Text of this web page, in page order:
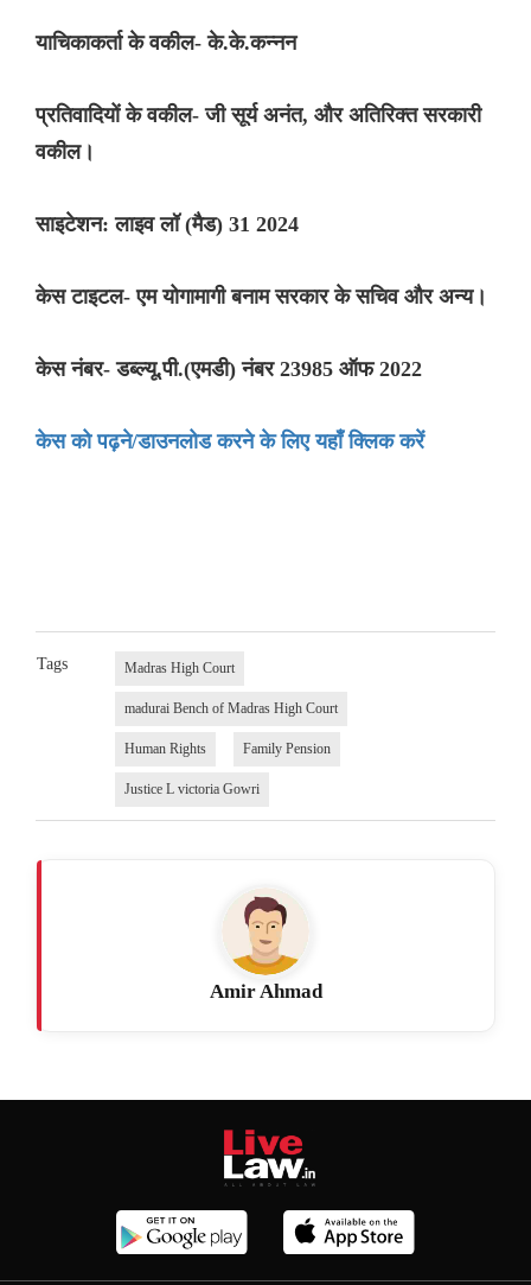
याचिकाकर्ता के वकील- के.के.कन्नन
प्रतिवादियों के वकील- जी सूर्य अनंत, और अतिरिक्त सरकारी
वकील।
साइटेशन: लाइव लॉ (मैड) 31 2024
केस टाइटल- एम योगामागी बनाम सरकार के सचिव और अन्य।
केस नंबर- डब्ल्यू.पी.(एमडी) नंबर 23985 ऑफ 2022
केस को पढ़ने/डाउनलोड करने के लिए यहाँ क्लिक करें
Tags Madras High Court
madurai Bench of Madras High Court
Human Rights Family Pension
Justice L victoria Gowri
Amir Ahmad